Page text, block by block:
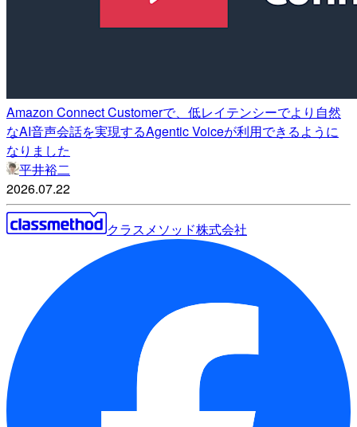
Amazon Connect Customerで、低レイテンシーでより自然
なAI音声会話を実現するAgentic Voiceが利用できるように
なりました
平井裕二
2026.07.22
クラスメソッド株式会社